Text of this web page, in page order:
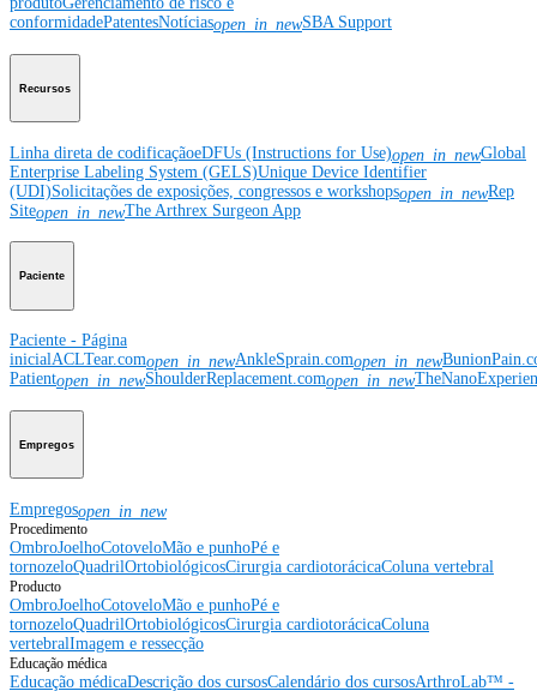
conformidadePatentesNotíciasopen_in_newSBA Support
Recursos
Linha direta de codificaçãoeDFUs (Instructions for Use)open_in_newGlobal
Enterprise Labeling System (GELS)Unique Device Identifier
(UDI)Solicitações de exposições, congressos e workshopsopen_in_newRep
Siteopen_in_newThe Arthrex Surgeon App
Paciente
Paciente - Página
inicialACLTear.comopen_in_newAnkleSprain.comopen_in_new
Patientopen_in_newShoulderReplacement.comopen_in_new
Empregos
Empregosopen_in_new
Procedimento
OmbroJoelhoCotoveloMão e punhoPé e
tornozeloQuadrilOrtobiológicosCirurgia cardiotorácicaColuna vertebral
Producto
OmbroJoelhoCotoveloMão e punhoPé e
tornozeloQuadrilOrtobiológicosCirurgia cardiotorácicaColuna
vertebralImagem e ressecção
Educação médica
Educação médicaDescrição dos cursosCalendário dos cursosArthroLab™ -